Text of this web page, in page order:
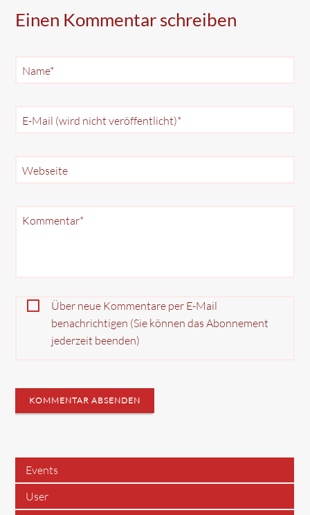
Einen Kommentar schreiben
Pflichtfeld
Name*
Pflichtfeld
E-Mail (wird nicht veröffentlicht)*
Webseite
Pflichtfeld
Kommentar*
Über neue Kommentare per E-Mail
benachrichtigen (Sie können das Abonnement
jederzeit beenden)
KOMMENTAR ABSENDEN
Events
User